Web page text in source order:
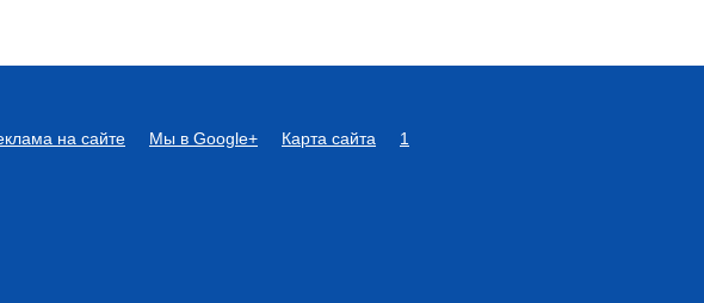
на сайте Мы в Google+ Карта сайта 1